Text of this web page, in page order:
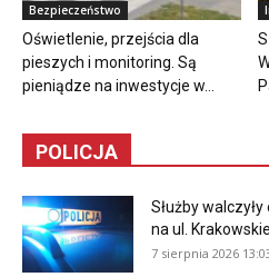
Bezpieczeństwo
Oświetlenie, przejścia dla
pieszych i monitoring. Są
pieniądze na inwestycje w...
POLICJA
Służby
na ul.
7 sierpnia 2026